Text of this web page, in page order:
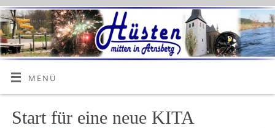
MENÜ
Start für eine neue KITA